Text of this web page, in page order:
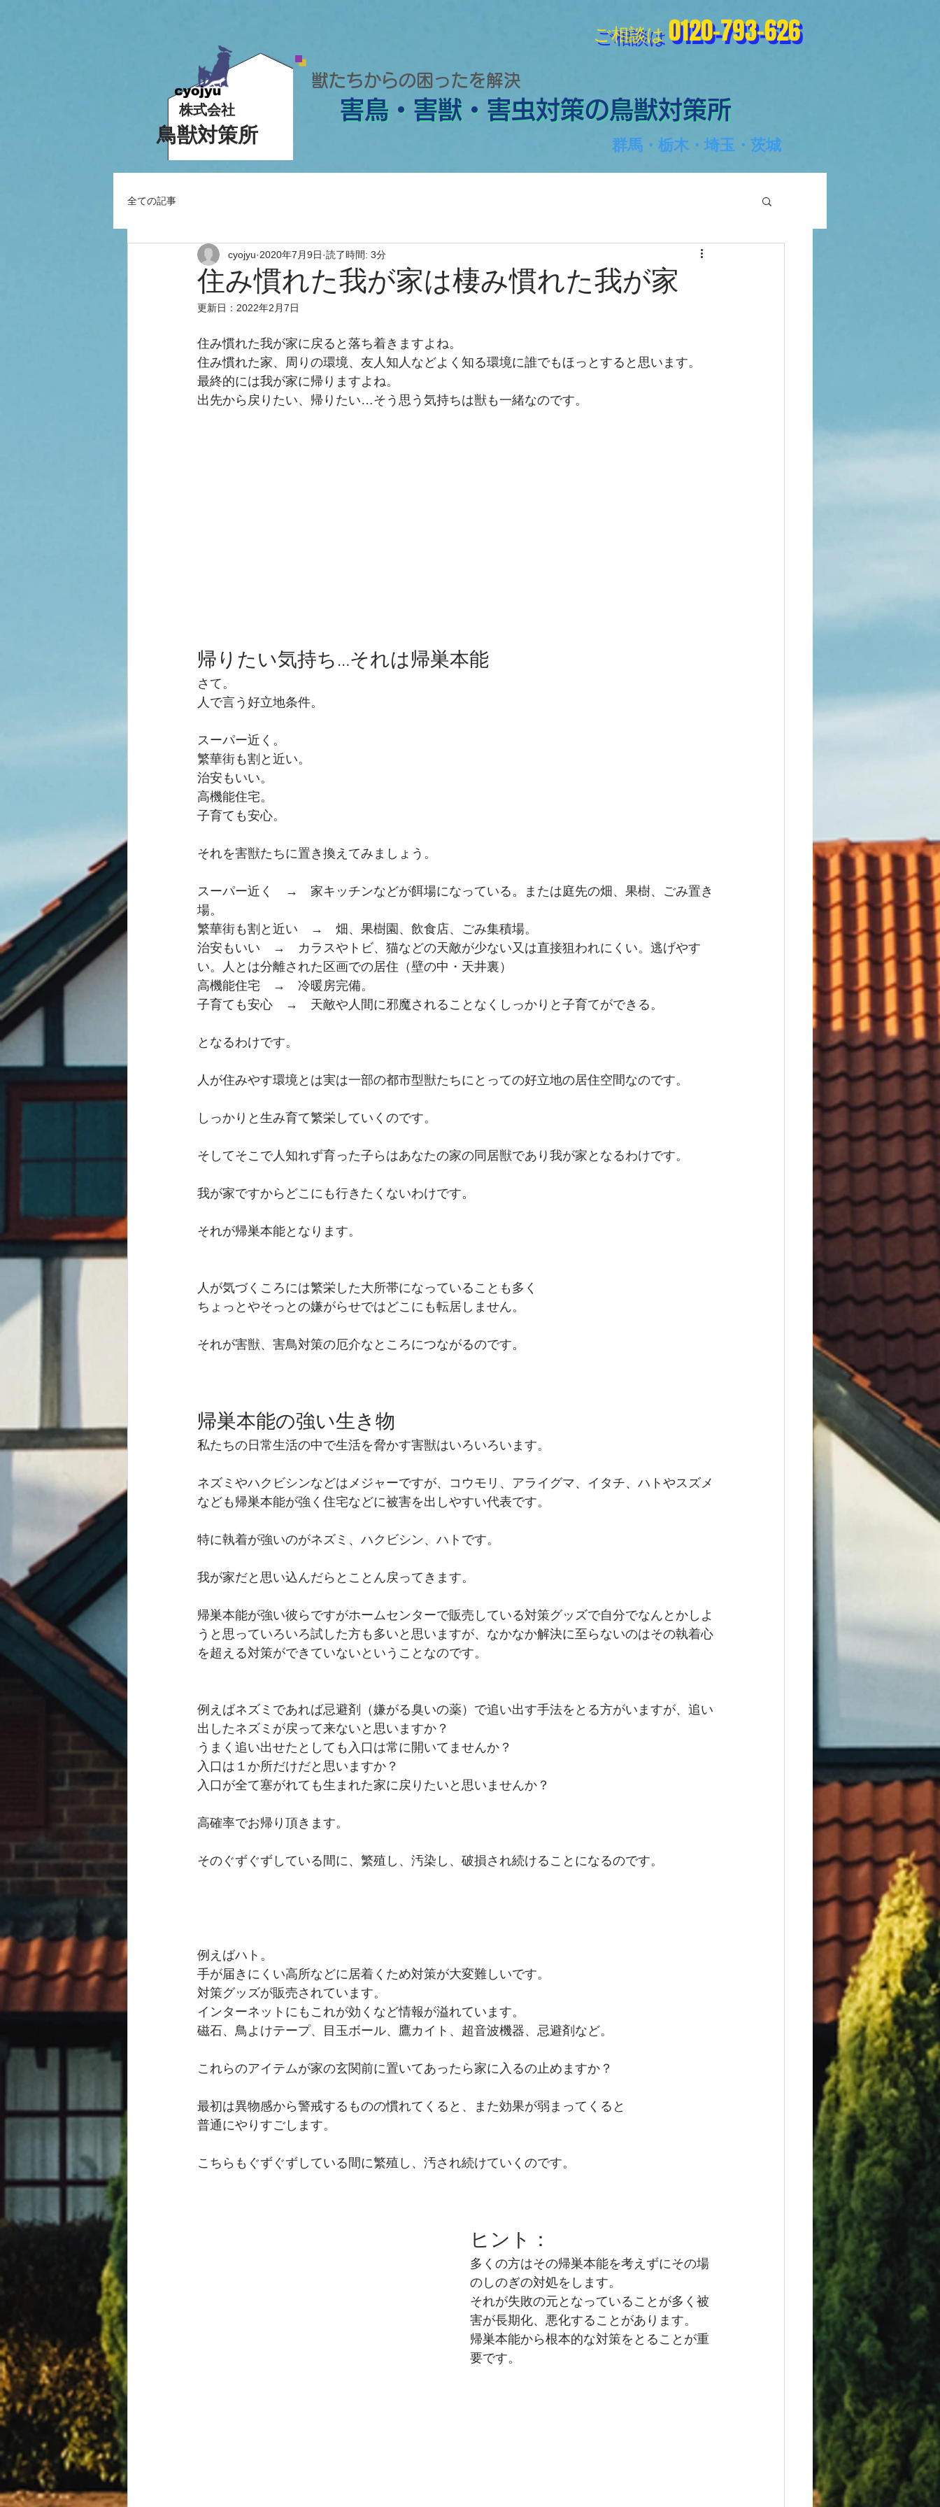
株式会社
鳥獣対策所
​ご相談は0120-793-626
​ご相談は0120-793-626
害鳥・害獣・害虫対策の鳥獣対策所
害鳥・害獣・害虫対策の鳥獣対策所
獣たちからの困ったを解決
群馬・栃木・埼玉・茨城
全ての記事
住み慣れた我が家は棲み慣れた我が家
cyojyu 2020年7月9日 読了時間: 3分
更新日： 2022年2月7日
住み慣れた我が家に戻ると落ち着きますよね。
住み慣れた家、周りの環境、友人知人などよく知る環境に誰でもほっとすると思います。
最終的には我が家に帰りますよね。
出先から戻りたい、帰りたい…そう思う気持ちは獣も一緒なのです。
帰りたい気持ち…それは帰巣本能
さて。
人で言う好立地条件。
スーパー近く。
繁華街も割と近い。
治安もいい。
高機能住宅。
子育ても安心。
それを害獣たちに置き換えてみましょう。
スーパー近く　→　家キッチンなどが餌場になっている。または庭先の畑、果樹、ごみ置き
場。
繁華街も割と近い　→　畑、果樹園、飲食店、ごみ集積場。
治安もいい　→　カラスやトビ、猫などの天敵が少ない又は直接狙われにくい。逃げやす
い。人とは分離された区画での居住（壁の中・天井裏）
高機能住宅　→　冷暖房完備。
子育ても安心　→　天敵や人間に邪魔されることなくしっかりと子育てができる。
となるわけです。
人が住みやす環境とは実は一部の都市型獣たちにとっての好立地の居住空間なのです。
しっかりと生み育て繁栄していくのです。
そしてそこで人知れず育った子らはあなたの家の同居獣であり我が家となるわけです。
我が家ですからどこにも行きたくないわけです。
それが帰巣本能となります。
人が気づくころには繁栄した大所帯になっていることも多く
ちょっとやそっとの嫌がらせではどこにも転居しません。
それが害獣、害鳥対策の厄介なところにつながるのです。
帰巣本能の強い生き物
私たちの日常生活の中で生活を脅かす害獣はいろいろいます。
ネズミやハクビシンなどはメジャーですが、コウモリ、アライグマ、イタチ、ハトやスズメ
なども帰巣本能が強く住宅などに被害を出しやすい代表です。
特に執着が強いのがネズミ、ハクビシン、ハトです。
我が家だと思い込んだらとことん戻ってきます。
帰巣本能が強い彼らですがホームセンターで販売している対策グッズで自分でなんとかしよ
うと思っていろいろ試した方も多いと思いますが、なかなか解決に至らないのはその執着心
を超える対策ができていないということなのです。
例えばネズミであれば忌避剤（嫌がる臭いの薬）で追い出す手法をとる方がいますが、追い
出したネズミが戻って来ないと思いますか？
うまく追い出せたとしても入口は常に開いてませんか？
入口は１か所だけだと思いますか？
入口が全て塞がれても生まれた家に戻りたいと思いませんか？
高確率でお帰り頂きます。
そのぐずぐずしている間に、繁殖し、汚染し、破損され続けることになるのです。
例えばハト。
手が届きにくい高所などに居着くため対策が大変難しいです。
対策グッズが販売されています。
インターネットにもこれが効くなど情報が溢れています。
磁石、鳥よけテープ、目玉ボール、鷹カイト、超音波機器、忌避剤など。
これらのアイテムが家の玄関前に置いてあったら家に入るの止めますか？
最初は異物感から警戒するものの慣れてくると、また効果が弱まってくると
普通にやりすごします。
こちらもぐずぐずしている間に繁殖し、汚され続けていくのです。
ヒント：
多くの方はその帰巣本能を考えずにその場
のしのぎの対処をします。
それが失敗の元となっていることが多く被
害が長期化、悪化することがあります。
帰巣本能から根本的な対策をとることが重
要です。